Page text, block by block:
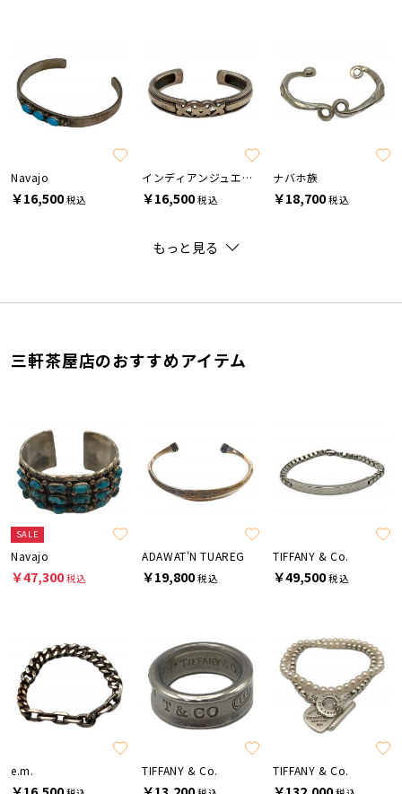
Navajo
￥16,500税込
インディアンジュエリー
￥16,500税込
ナバホ族
￥18,700税込
もっと見る
三軒茶屋店のおすすめアイテム
SALE
Navajo
￥47,300税込
ADAWAT'N TUAREG
￥19,800税込
TIFFANY & Co.
￥49,500税込
e.m. TIFFANY & Co. TIFFANY & Co.